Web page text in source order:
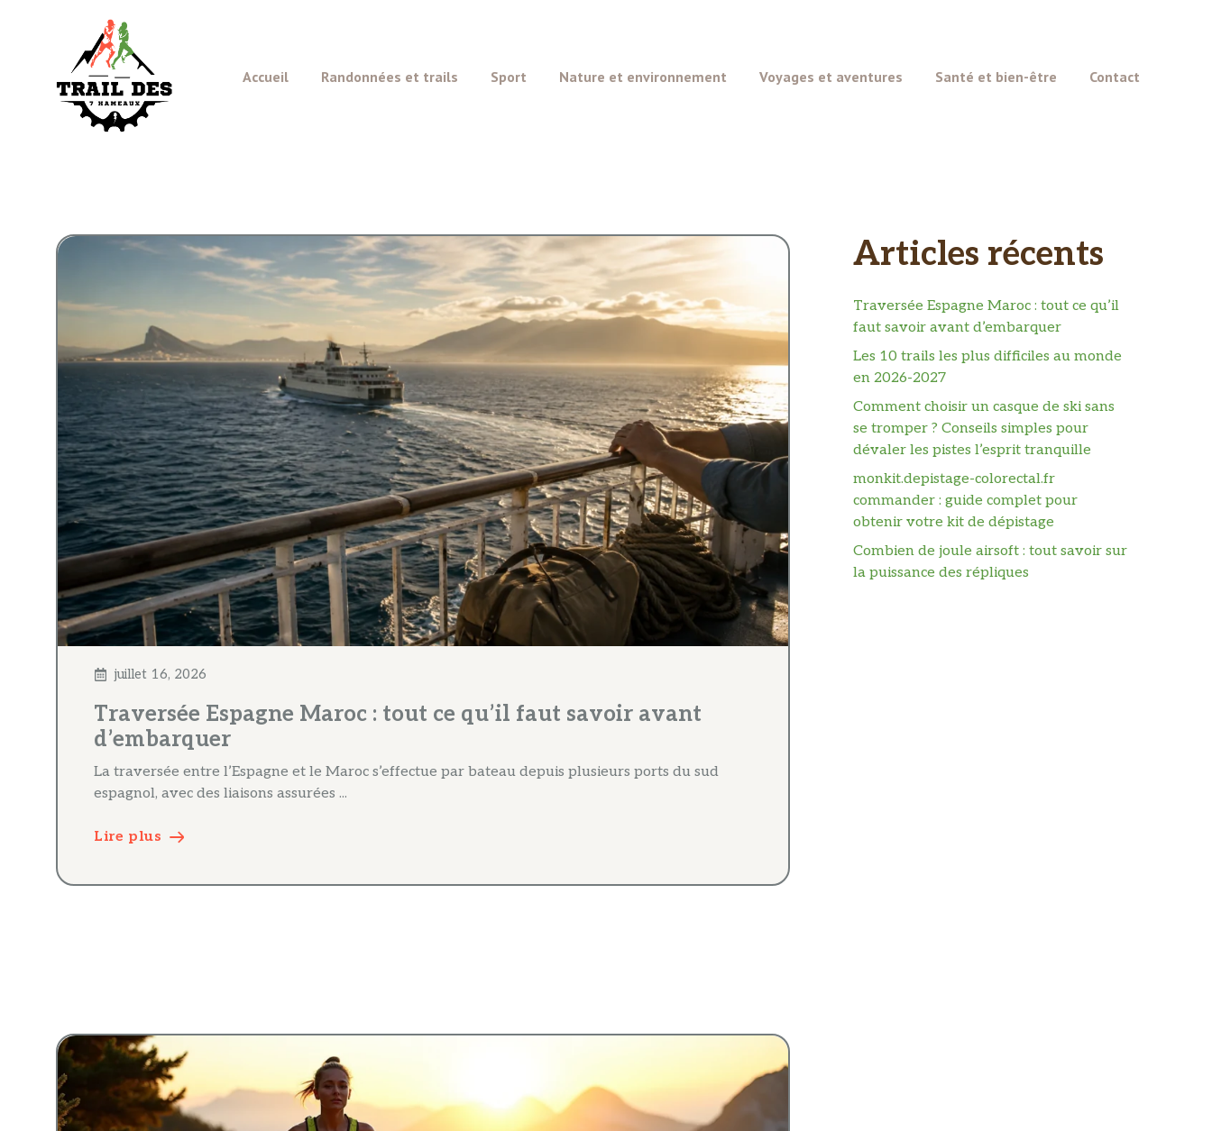
Accueil Randonnées et trails Sport Nature et environnement Voyages et aventures Santé et bien-être Contact
juillet 16, 2026
Traversée Espagne Maroc : tout ce qu’il faut savoir avant
d’embarquer
La traversée entre l’Espagne et le Maroc s’effectue par bateau depuis plusieurs ports du sud
espagnol, avec des liaisons assurées ...
Lire plus
Articles récents
Traversée Espagne Maroc : tout ce qu’il
faut savoir avant d’embarquer
Les 10 trails les plus difficiles au monde
en 2026-2027
Comment choisir un casque de ski sans
se tromper ? Conseils simples pour
dévaler les pistes l’esprit tranquille
monkit.depistage-colorectal.fr
commander : guide complet pour
obtenir votre kit de dépistage
Combien de joule airsoft : tout savoir sur
la puissance des répliques